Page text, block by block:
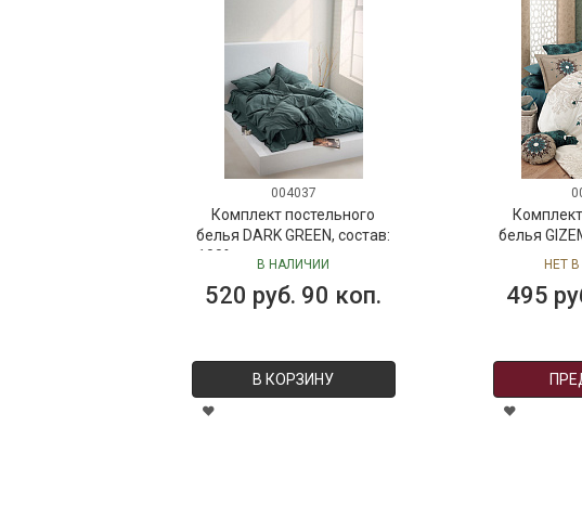
004037
Комплект постельного
белья DARK GREEN, состав:
100% хлопок, размер: евро
В НАЛИЧИИ
520 руб. 90 коп.
В КОРЗИНУ
белья
хлопок,
НЕТ
495